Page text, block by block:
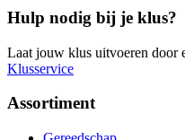
Hulp nodig bij je klus?
Laat jouw klus uitvoeren door
Klusservice
Assortiment